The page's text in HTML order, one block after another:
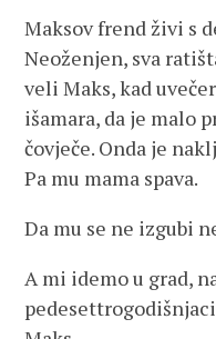
Maksov frend živi s
Neoženjen, sva
veli Maks, kad
išamara, da je malo
čovječe. Onda je
Pa mu mama spava.
Da mu se ne izgubi
A mi idemo u grad,